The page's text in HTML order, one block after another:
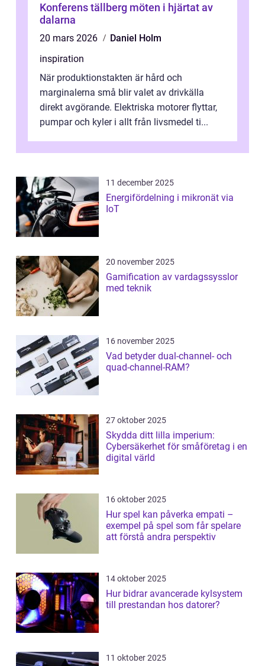
Konferens tällberg möten i hjärtat av
dalarna
20 mars 2026
Daniel Holm
inspiration
När produktionstakten är hård och
marginalerna små blir valet av drivkälla
direkt avgörande. Elektriska motorer flyttar,
pumpar och kyler i allt från livsmedel ti...
11 december 2025
Energifördelning i mikronät via
IoT
20 november 2025
Gamification av vardagssysslor
med teknik
16 november 2025
Vad betyder dual-channel- och
quad-channel-RAM?
27 oktober 2025
Skydda ditt lilla imperium:
Cybersäkerhet för småföretag i en
digital värld
16 oktober 2025
Hur spel kan påverka empati –
exempel på spel som får spelare
att förstå andra perspektiv
14 oktober 2025
Hur bidrar avancerade kylsystem
till prestandan hos datorer?
11 oktober 2025